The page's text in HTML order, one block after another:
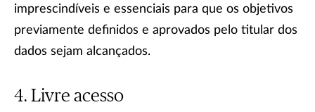
imprescindíveis e essenciais para que os objetivos
previamente definidos e aprovados pelo titular dos
dados sejam alcançados.
Livre acesso